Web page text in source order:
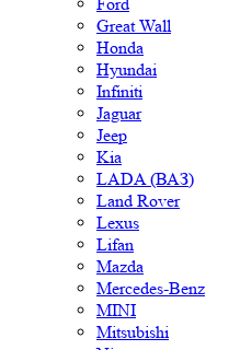
Great Wall
Honda
Hyundai
Infiniti
Jaguar
Jeep
Kia
LADA (ВАЗ)
Land Rover
Lexus
Lifan
Mazda
Mercedes-Benz
MINI
Mitsubishi